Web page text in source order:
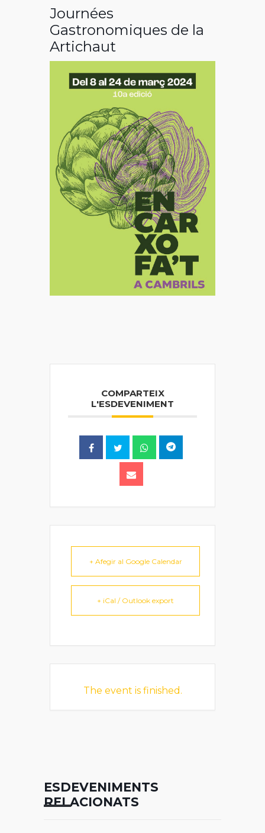
Journées
Gastronomiques de la
Artichaut
COMPARTEIX
L'ESDEVENIMENT
+ Afegir al Google Calendar
+ iCal / Outlook export
The event is finished.
ESDEVENIMENTS
RELACIONATS